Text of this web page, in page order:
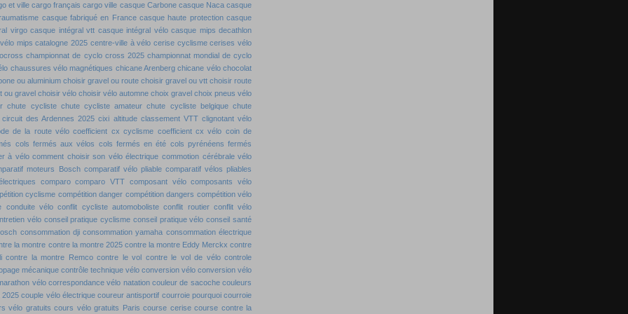
et ville cargo français cargo ville casque Carbone casque Naca casque
casque fabriqué en France casque haute protection casque
virgo casque intégral vtt casque intégral vélo casque mips decathlon
mips catalogne 2025 centre-ville à vélo cerise cyclisme cerises vélo
championnat de cyclo cross 2025 championnat mondial de cyclo
chaussures vélo magnétiques chicane Arenberg chicane vélo chocolat
ou aluminium choisir gravel ou route choisir gravel ou vtt choisir route
ou gravel choisir vélo choisir vélo automne choix gravel choix pneus vélo
chute cycliste chute cycliste amateur chute cycliste belgique chute
circuit des Ardennes 2025 cixi altitude classement VTT clignotant vélo
de la route vélo coefficient cx cyclisme coefficient cx vélo coin de
cols fermés aux vélos cols fermés en été cols pyrénéens fermés
à vélo comment choisir son vélo électrique commotion cérébrale vélo
moteurs Bosch comparatif vélo pliable comparatif vélos pliables
comparo comparo VTT composant vélo composants vélo
cyclisme compétition danger compétition dangers compétition vélo
conduite vélo conflit cycliste automoboliste conflit routier conflit vélo
vélo conseil pratique cyclisme conseil pratique vélo conseil santé
consommation dji consommation yamaha consommation électrique
la montre contre la montre 2025 contre la montre Eddy Merckx contre
contre la montre Remco contre le vol contre le vol de vélo controle
mécanique contrôle technique vélo conversion vélo conversion vélo
vélo correspondance vélo natation couleur de sacoche couleurs
2025 couple vélo électrique coureur antisportif courroie pourquoi courroie
vélo gratuits cours vélo gratuits Paris course cerise course contre la